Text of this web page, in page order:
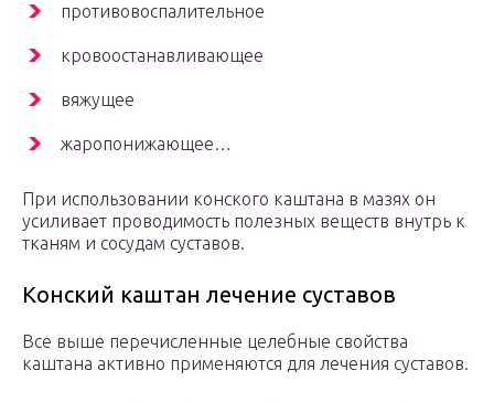
противовоспалительное
кровоостанавливающее
вяжущее
жаропонижающее…
При использовании конского каштана в мазях он
усиливает проводимость полезных веществ внутрь к
тканям и сосудам суставов.
Конский каштан лечение суставов
Все выше перечисленные целебные свойства
каштана активно применяются для лечения суставов.